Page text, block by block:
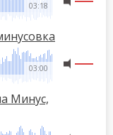
03:18
03:00
Минус,